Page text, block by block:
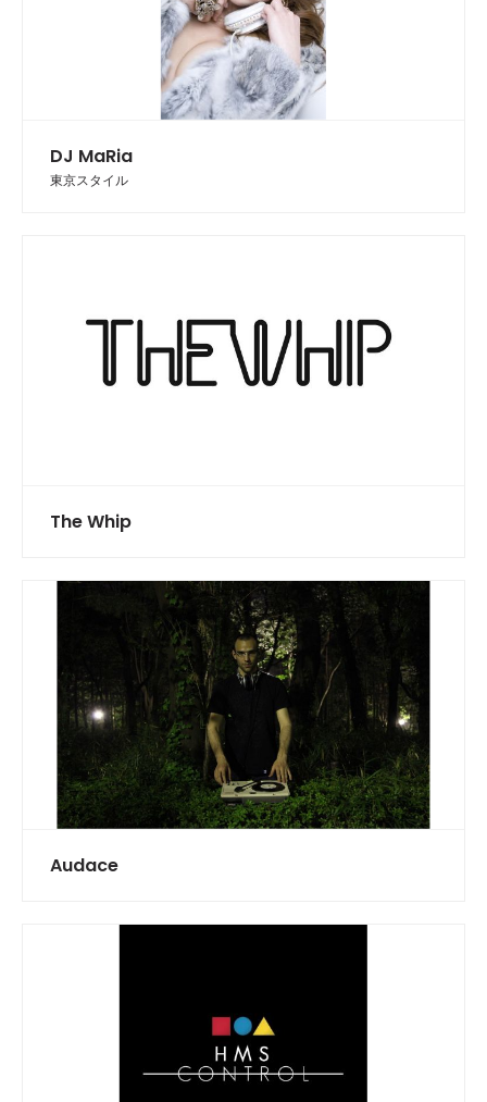
DJ MaRia
東京スタイル
The Whip
Audace